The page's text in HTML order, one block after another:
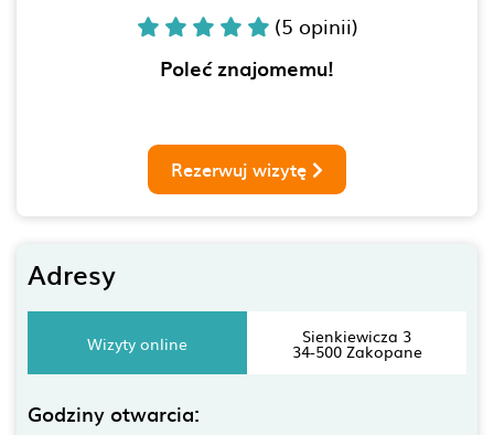
(5 opinii)
Poleć znajomemu!
Rezerwuj wizytę
Adresy
Wizyty online Sienkiewicza 3
34-500 Zakopane
Godziny otwarcia: